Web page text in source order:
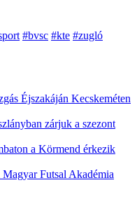
#bvsc #kte #zugló
Éjszakáján Kecskeméten
zárjuk a szezont
a Körmend érkezik
Futsal Akadémia